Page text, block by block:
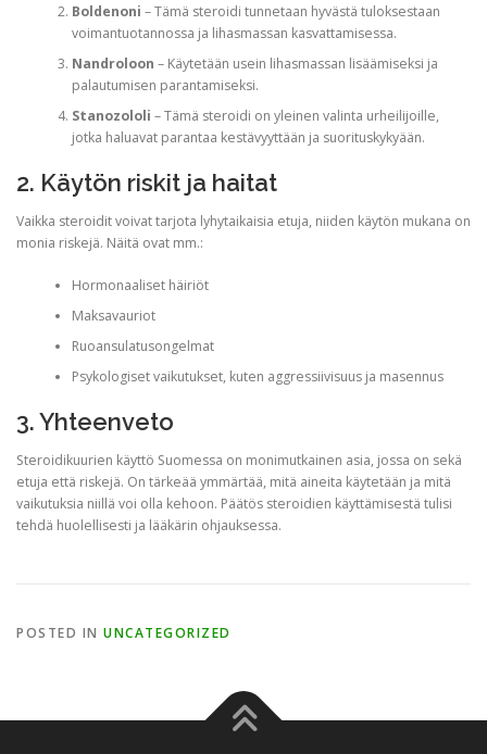
Boldenoni – Tämä steroidi tunnetaan hyvästä tuloksestaan ​​
voimantuotannossa ja lihasmassan kasvattamisessa.
Nandroloon – Käytetään usein lihasmassan lisäämiseksi ja
palautumisen parantamiseksi.
Stanozololi – Tämä steroidi on yleinen valinta urheilijoille,
jotka haluavat parantaa kestävyyttään ja suorituskykyään.
2. Käytön riskit ja haitat
Vaikka steroidit voivat tarjota lyhytaikaisia ​​etuja, niiden käytön mukana on
monia riskejä. Näitä ovat mm.:
Hormonaaliset häiriöt
Maksavauriot
Ruoansulatusongelmat
Psykologiset vaikutukset, kuten aggressiivisuus ja masennus
3. Yhteenveto
Steroidikuurien käyttö Suomessa on monimutkainen asia, jossa on sekä
etuja että riskejä. On tärkeää ymmärtää, mitä aineita käytetään ja mitä
vaikutuksia niillä voi olla kehoon. Päätös steroidien käyttämisestä tulisi
tehdä huolellisesti ja lääkärin ohjauksessa.
POSTED IN UNCATEGORIZED